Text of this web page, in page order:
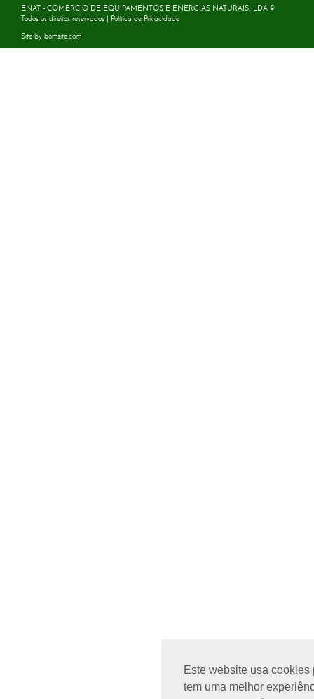
Este website usa cookies
tem uma melhor
ENAT - COMÉRCIO DE EQUIPAMENTOS E ENERGIAS NATURAIS, LDA ©
Todos os direitos reservados | Política de Privacidade
Site by bomsite.com